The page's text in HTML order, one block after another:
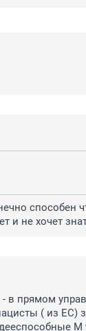
способен
и не хочет
в прямом
( из ЕС)